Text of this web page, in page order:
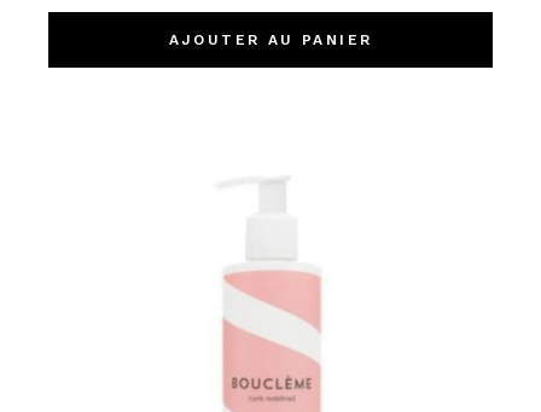
AJOUTER AU PANIER